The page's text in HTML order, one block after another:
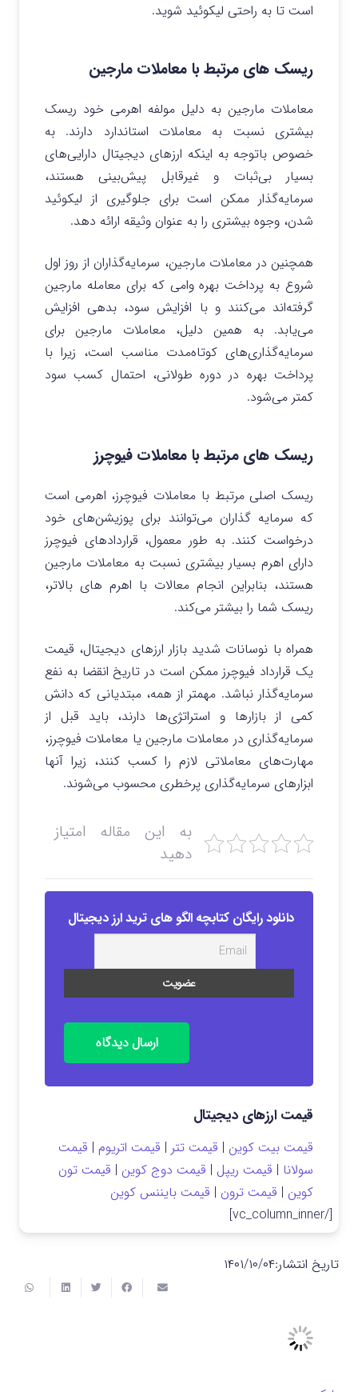
است تا به راحتی لیکوئید شوید.
ریسک های مرتبط با معاملات مارجین
معاملات مارجین به دلیل مولفه اهرمی خود ریسک
بیشتری نسبت به معاملات استاندارد دارند. به
خصوص باتوجه به اینکه ارزهای دیجیتال دارایی‌های
بسیار بی‌ثبات و غیرقابل پیش‌بینی هستند،
سرمایه‌گذار ممکن است برای جلوگیری از لیکوئید
شدن، وجوه بیشتری را به عنوان وثیقه ارائه دهد.
همچنین در معاملات مارجین، سرمایه‌گذاران از روز اول
شروع به پرداخت بهره وامی که برای معامله مارجین
گرفته‌اند می‌کنند و با افزایش سود، بدهی افزایش
می‌یابد. به همین دلیل، معاملات مارجین برای
سرمایه‌گذاری‌های کوتاه‌مدت مناسب است، زیرا با
پرداخت بهره در دوره طولانی، احتمال کسب سود
کمتر می‌شود.
ریسک های مرتبط با معاملات فیوچرز
ریسک اصلی مرتبط با معاملات فیوچرز، اهرمی است
که سرمایه گذاران می‌توانند برای پوزیشن‌های خود
درخواست کنند. به طور معمول، قراردادهای فیوچرز
دارای اهرم بسیار بیشتری نسبت به معاملات مارجین
هستند، بنابراین انجام معالات با اهرم های بالاتر،
ریسک شما را بیشتر می‌کند.
همراه با نوسانات شدید بازار ارزهای دیجیتال، قیمت
یک قرارداد فیوچرز ممکن است در تاریخ انقضا به نفع
سرمایه‌گذار نباشد. مهمتر از همه، مبتدیانی که دانش
کمی از بازارها و استراتژی‌ها دارند، باید قبل از
سرمایه‌گذاری در معاملات مارجین یا معاملات فیوچرز،
مهارت‌های معاملاتی لازم را کسب کنند، زیرا آنها
ابزارهای سرمایه‌گذاری پرخطری محسوب می‌شوند.
به این مقاله امتیاز
دهید
دانلود رایگان کتابچه الگو های ترید ارز دیجیتال
ارسال دیدگاه
قیمت ارزهای دیجیتال
قیمت بیت کوین | قیمت تتر | قیمت اتریوم | قیمت
سولانا | قیمت ریپل | قیمت دوج کوین | قیمت تون
کوین | قیمت ترون | قیمت بایننس کوین
[/vc_column_inner]
تاریخ انتشار:۱۴۰۱/۱۰/۰۴